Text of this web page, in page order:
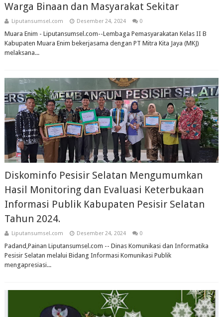
Warga Binaan dan Masyarakat Sekitar
Liputansumsel.com Desember 24, 2024 0
Muara Enim - Liputansumsel.com--Lembaga Pemasyarakatan Kelas II B
Kabupaten Muara Enim bekerjasama dengan PT Mitra Kita Jaya (MKJ)
melaksana...
Diskominfo Pesisir Selatan Mengumumkan
Hasil Monitoring dan Evaluasi Keterbukaan
Informasi Publik Kabupaten Pesisir Selatan
Tahun 2024.
Liputansumsel.com Desember 24, 2024 0
Padand,Painan Liputansumsel.com -- Dinas Komunikasi dan Informatika
Pesisir Selatan melalui Bidang Informasi Komunikasi Publik
mengapresiasi...